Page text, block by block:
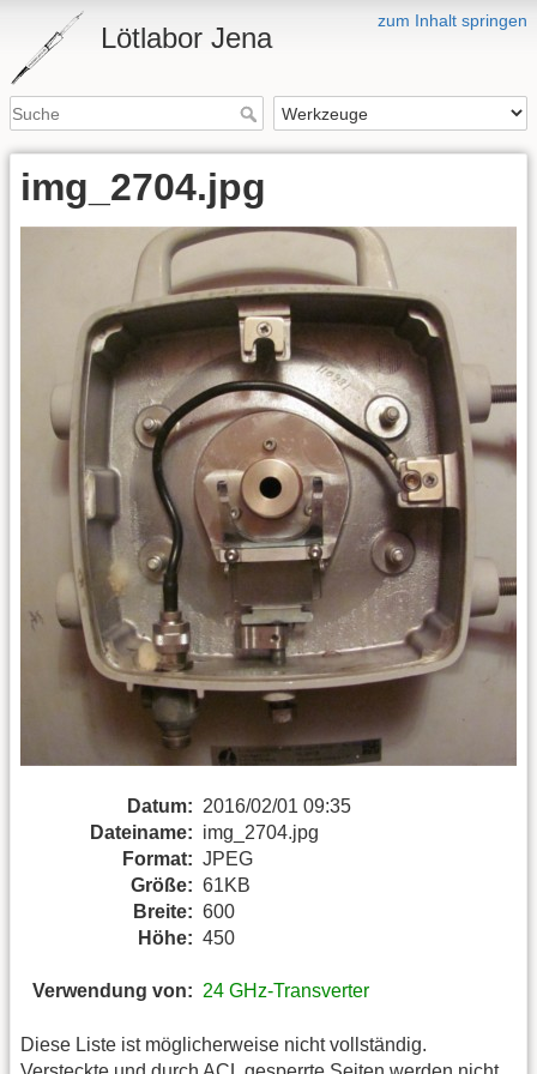
zum Inhalt springen
Lötlabor Jena
img_2704.jpg
Datum: 2016/02/01 09:35
Dateiname: img_2704.jpg
Format: JPEG
Größe: 61KB
Breite: 600
Höhe: 450
Verwendung von: 24 GHz-Transverter
Diese Liste ist möglicherweise nicht vollständig.